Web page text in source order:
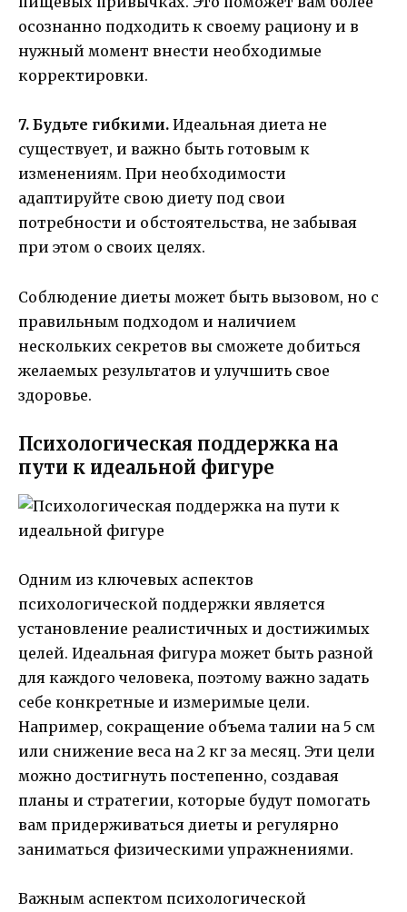
осознанно подходить к своему рациону и в
нужный момент внести необходимые
корректировки.
7. Будьте гибкими. Идеальная диета не
существует, и важно быть готовым к
изменениям. При необходимости
адаптируйте свою диету под свои
потребности и обстоятельства, не забывая
при этом о своих целях.
Соблюдение диеты может быть вызовом, но с
правильным подходом и наличием
нескольких секретов вы сможете добиться
желаемых результатов и улучшить свое
здоровье.
Психологическая поддержка на
пути к идеальной фигуре
Одним из ключевых аспектов
психологической поддержки является
установление реалистичных и достижимых
целей. Идеальная фигура может быть разной
для каждого человека, поэтому важно задать
себе конкретные и измеримые цели.
Например, сокращение объема талии на 5 см
или снижение веса на 2 кг за месяц. Эти цели
можно достигнуть постепенно, создавая
планы и стратегии, которые будут помогать
вам придерживаться диеты и регулярно
заниматься физическими упражнениями.
Важным аспектом психологической